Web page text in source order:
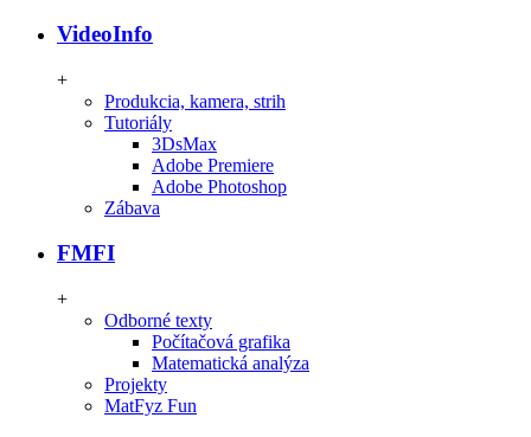
VideoInfo
+
Produkcia, kamera, strih
Tutoriály
3DsMax
Adobe Premiere
Adobe Photoshop
Zábava
FMFI
+
Odborné texty
Počítačová grafika
Matematická analýza
Projekty
MatFyz Fun